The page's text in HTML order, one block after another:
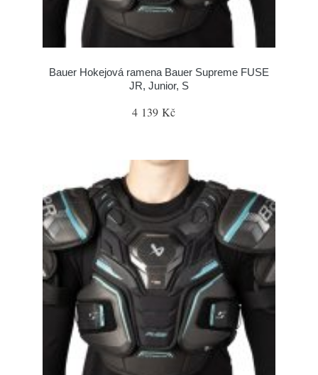
Bauer Hokejová ramena Bauer Supreme FUSE
JR, Junior, S
4 139 Kč